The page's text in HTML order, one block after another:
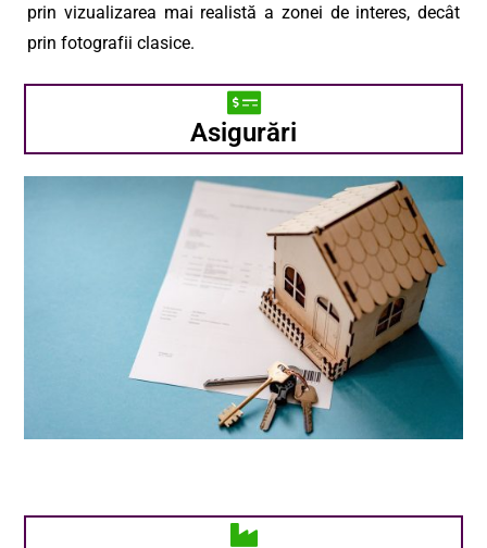
prin vizualizarea mai realistă a zonei de interes, decât
prin fotografii clasice.
Asigurări